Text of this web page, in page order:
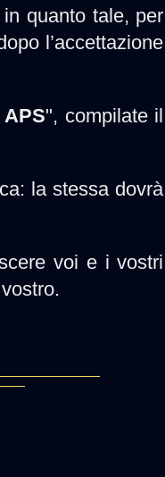
quanto tale, per
l’accettazione
", compilate il
la stessa dovrà
voi e i vostri